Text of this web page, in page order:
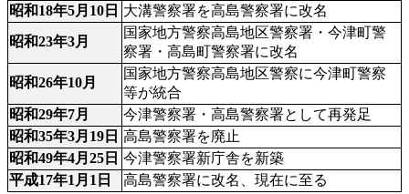
昭和18年5月10日 大溝警察署を高島警察署に改名
昭和23年3月
国家地方警察高島地区警察署・今津町警
察署・高島町警察署に改名
昭和26年10月
国家地方警察高島地区警察に今津町警察
等が統合
昭和29年7月
今津警察署・高島警察署として再発足
昭和35年3月19日 高島警察署を廃止
昭和49年4月25日 今津警察署新庁舎を新築
平成17年1月1日
高島警察署に改名、現在に至る